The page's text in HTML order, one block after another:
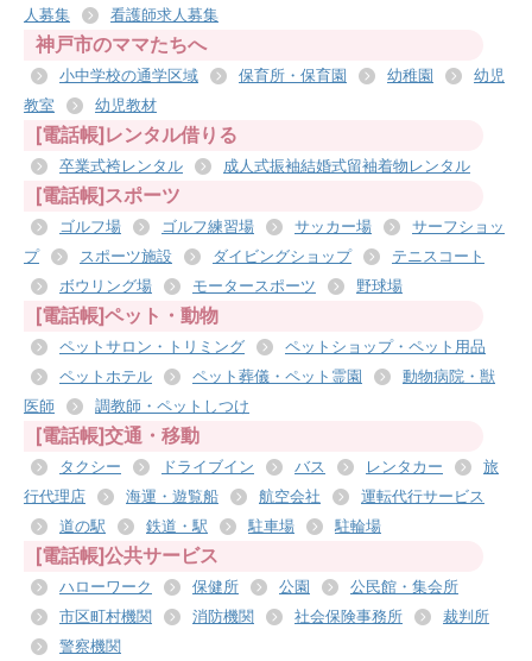
人募集
看護師求人募集
神戸市のママたちへ
小中学校の通学区域 保育所・保育園 幼稚園
幼児
教室
幼児教材
[電話帳]レンタル借りる
卒業式袴レンタル 成人式振袖結婚式留袖着物レンタル
[電話帳]スポーツ
ゴルフ場 ゴルフ練習場 サッカー場
サーフショッ
プ
スポーツ施設 ダイビングショップ
テニスコート
ボウリング場
モータースポーツ 野球場
[電話帳]ペット・動物
ペットサロン・トリミング
ペットショップ・ペット用品
ペットホテル
ペット葬儀・ペット霊園
動物病院・獣
医師
調教師・ペットしつけ
[電話帳]交通・移動
タクシー ドライブイン バス レンタカー
旅
行代理店
海運・遊覧船 航空会社
運転代行サービス
道の駅
鉄道・駅 駐車場 駐輪場
[電話帳]公共サービス
ハローワーク 保健所 公園
公民館・集会所
市区町村機関
消防機関 社会保険事務所
裁判所
警察機関